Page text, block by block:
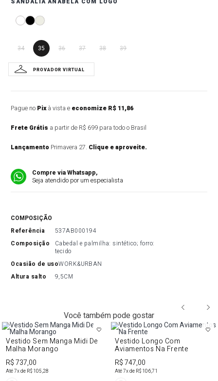
34 35 36 37 38 39
Pague no Pixà vista e economize R$ 11,86
Frete Grátis a partir de R$ 699 para todo o Brasil
Lançamento Primavera 27. Clique e aproveite.
Compre via Whatsapp,
Seja atendido por um especialista
COMPOSIÇÃO
referência
537AB000194
composição
Cabedal e palmilha: sintético; forro:
tecido
ocasião de usoWORK&URBAN
altura salto
9,5CM
Você também pode gostar
Vestido Sem Manga Midi De
Malha Morango
R$ 737,00
Até7x de R$ 105,28
Vestido Longo Com
Aviamentos Na Frente
R$ 747,00
Até7x de R$ 106,71